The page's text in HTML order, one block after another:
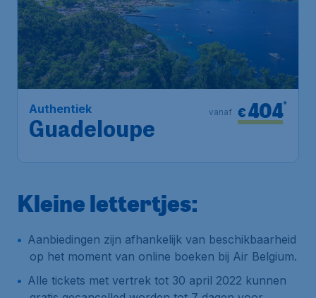
Authentiek
Guadeloupe
€404*
vanaf
Kleine lettertjes:
Aanbiedingen zijn afhankelijk van beschikbaarheid
op het moment van online boeken bij Air Belgium.
Alle tickets met vertrek tot 30 april 2022 kunnen